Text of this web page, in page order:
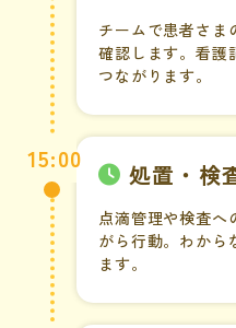
チームで患者さま
確認します。看護
つながります。
15:00
処置・検
点滴管理や検査へ
がら行動。 わから
ます。